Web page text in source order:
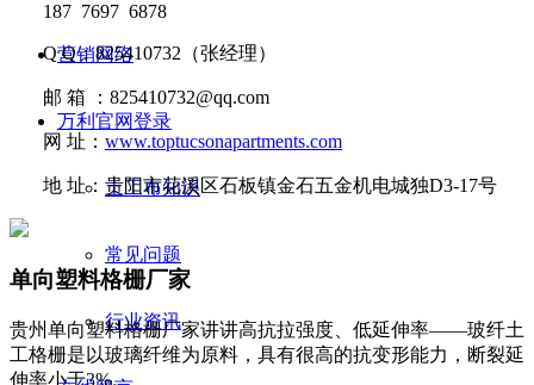
营销网络
万利官网登录
土工布知识
常见问题
行业资讯
187 7697 6878
Q Q：825410732 （张经理）
邮 箱 ： 825410732@qq.com
网 址： www.toptucsonapartments.com
地 址：贵阳市花溪区石板镇金石五金机电城独D3-17号
单向塑料格栅厂家
贵州单向塑料格栅厂家讲讲​高抗拉强度、低延伸率——玻纤土
工格栅是以玻璃纤维为原料，具有很高的抗变形能力，断裂延
伸率小于3%。